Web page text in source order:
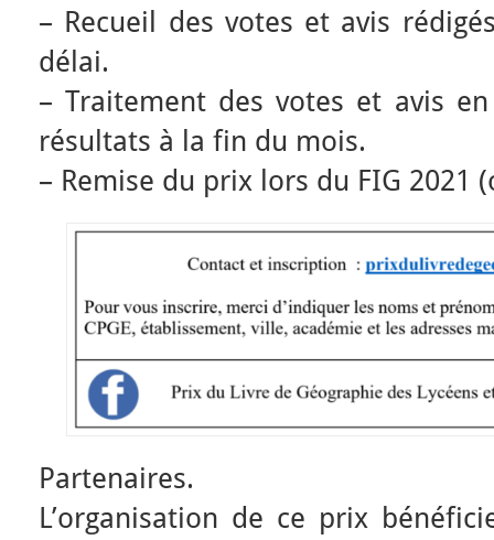
– Recueil des votes et avis
délai.
– Traitement des votes et avis
résultats à la fin du mois.
– Remise du prix lors du FIG 2021
Partenaires.
L’organisation de ce prix